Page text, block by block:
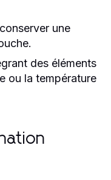
une
des éléments
ou la température